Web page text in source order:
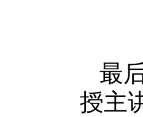
最
授主